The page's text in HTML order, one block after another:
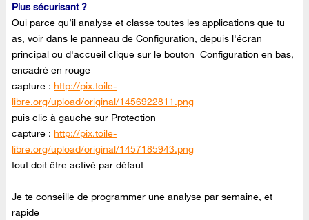
Plus sécurisant ?
Oui parce qu’il analyse et classe toutes les applications que tu
as, voir dans le panneau de Configuration, depuis l'écran
principal ou d'accueil clique sur le bouton Configuration en bas,
encadré en rouge
capture :http://pix.toile-
libre.org/upload/original/1456922811.png
puis clic à gauche sur Protection
capture :http://pix.toile-
libre.org/upload/original/1457185943.png
tout doit être activé par défaut
Je te conseille de programmer une analyse par semaine, et
rapide